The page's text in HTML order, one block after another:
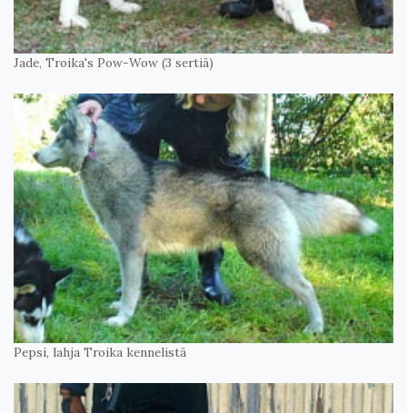
Jade, Troika's Pow-Wow (3 sertiä)
Pepsi, lahja Troika kennelistä